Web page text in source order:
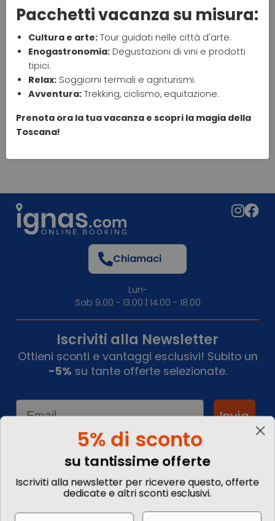
Pacchetti vacanza su misura:
Cultura e arte: Tour guidati nelle città d'arte.
Enogastronomia: Degustazioni di vini e prodotti
tipici.
Relax: Soggiorni termali e agriturismi.
Avventura: Trekking, ciclismo, equitazione.
Prenota ora la tua vacanza e scopri la magia della
Toscana!
Informazioni
Chiamaci
Lun-
Sab 9.00 - 13.00 | 14.00 - 18.00
Iscriviti alla Newsletter
Ottieni sconti e vantaggi esclusivi! Subito un
-5% su tante offerte selezionate.
Email
Invia
5% di sconto
su tantissime offerte
Iscriviti alla newsletter per ricevere questo, offerte
dedicate e altri sconti esclusivi.
Name Email